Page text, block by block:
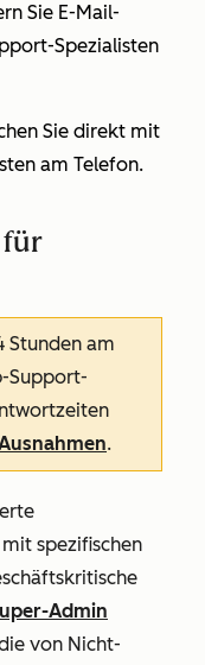
Sie E-Mail-
Spezialisten
Sie direkt mit
am Telefon.
für
Stunden am
Support-
.
spezifischen
Admin
von Nicht-